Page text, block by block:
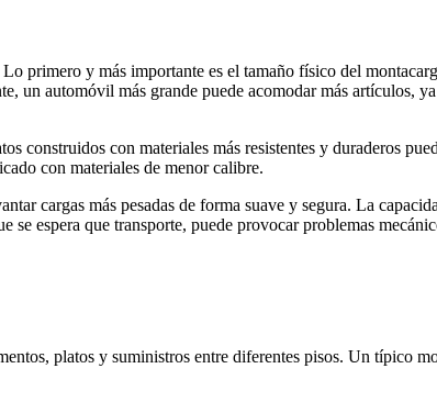
primero y más importante es el tamaño físico del
un automóvil más grande puede acomodar más artículos,
construidos con materiales más resistentes y duraderos
con materiales de menor calibre.
cargas más pesadas de forma suave y segura. La
espera que transporte, puede provocar problemas
platos y suministros entre diferentes pisos. Un típico